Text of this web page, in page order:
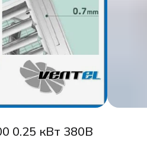
0.25 кВт 380В